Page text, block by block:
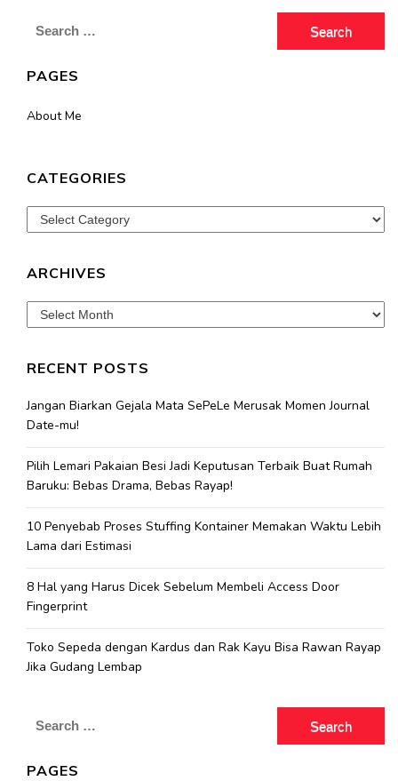
Search
PAGES
About Me
CATEGORIES
Categories
ARCHIVES
Archives
RECENT POSTS
Jangan Biarkan Gejala Mata SePeLe Merusak Momen Journal
Date-mu!
Pilih Lemari Pakaian Besi Jadi Keputusan Terbaik Buat Rumah
Baruku: Bebas Drama, Bebas Rayap!
10 Penyebab Proses Stuffing Kontainer Memakan Waktu Lebih
Lama dari Estimasi
8 Hal yang Harus Dicek Sebelum Membeli Access Door
Fingerprint
Toko Sepeda dengan Kardus dan Rak Kayu Bisa Rawan Rayap
Jika Gudang Lembap
Search
PAGES